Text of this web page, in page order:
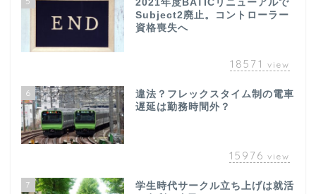
2021年度BATICリニューアルで
Subject2廃止。コントローラー
資格喪失へ
18571 view
6
違法？フレックスタイム制の電車
遅延は勤務時間外？
15976 view
7
学生時代サークル立ち上げは就活